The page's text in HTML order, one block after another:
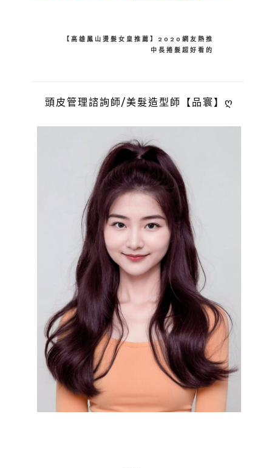
【高雄鳳山燙髮女皇推薦】2020網友熱推
中長捲髮超好看的
頭皮管理諮詢師/美髮造型師【品寰】ღ